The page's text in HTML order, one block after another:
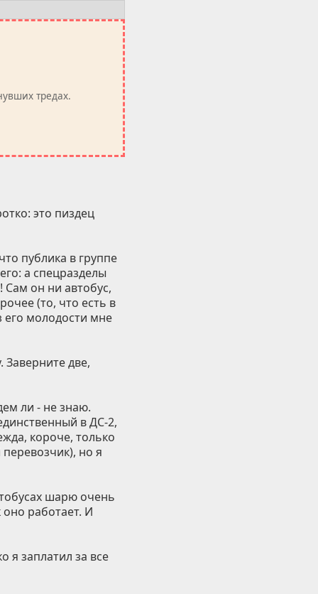
тредах.
это пиздец
публика в группе
а спецразделы
Сам он ни автобус,
(то, что есть в
молодости мне
две,
ли - не знаю.
в ДС-2,
короче, только
но я
шарю очень
оно работает. И
я заплатил за все